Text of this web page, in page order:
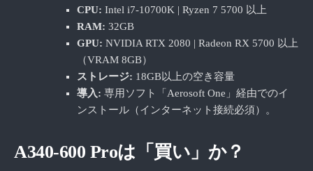
CPU: Intel i7-10700K | Ryzen 7 5700 以上
RAM: 32GB
GPU: NVIDIA RTX 2080 | Radeon RX 5700 以上
（VRAM 8GB）
ストレージ: 18GB以上の空き容量
導入: 専用ソフト「Aerosoft One」経由でのイ
ンストール（インターネット接続必須）。
A340-600 Proは「買い」か？